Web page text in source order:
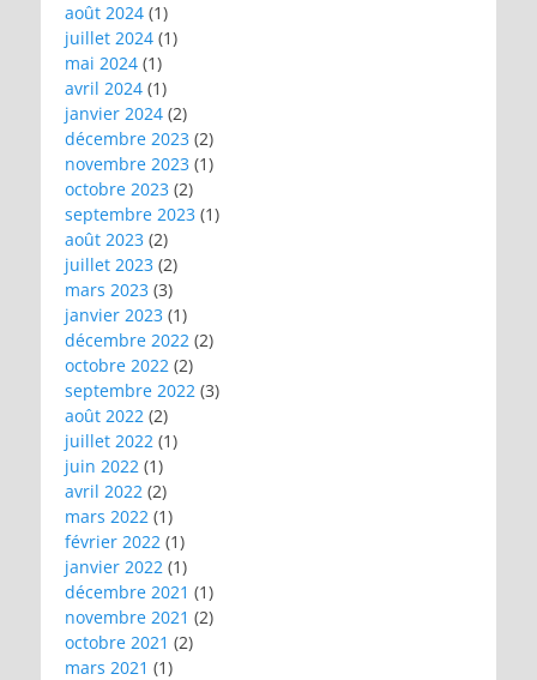
août 2024 (1)
juillet 2024 (1)
mai 2024 (1)
avril 2024 (1)
janvier 2024 (2)
décembre 2023 (2)
novembre 2023 (1)
octobre 2023 (2)
septembre 2023 (1)
août 2023 (2)
juillet 2023 (2)
mars 2023 (3)
janvier 2023 (1)
décembre 2022 (2)
octobre 2022 (2)
septembre 2022 (3)
août 2022 (2)
juillet 2022 (1)
juin 2022 (1)
avril 2022 (2)
mars 2022 (1)
février 2022 (1)
janvier 2022 (1)
décembre 2021 (1)
novembre 2021 (2)
octobre 2021 (2)
mars 2021 (1)